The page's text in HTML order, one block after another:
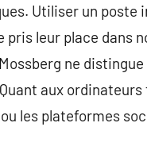
Utiliser un poste
leur place dans
ne distingue
aux
les plateformes